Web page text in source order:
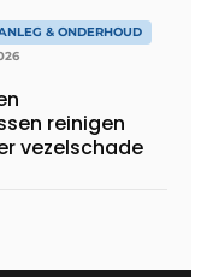
& ONDERHOUD
reinigen
vezelschade